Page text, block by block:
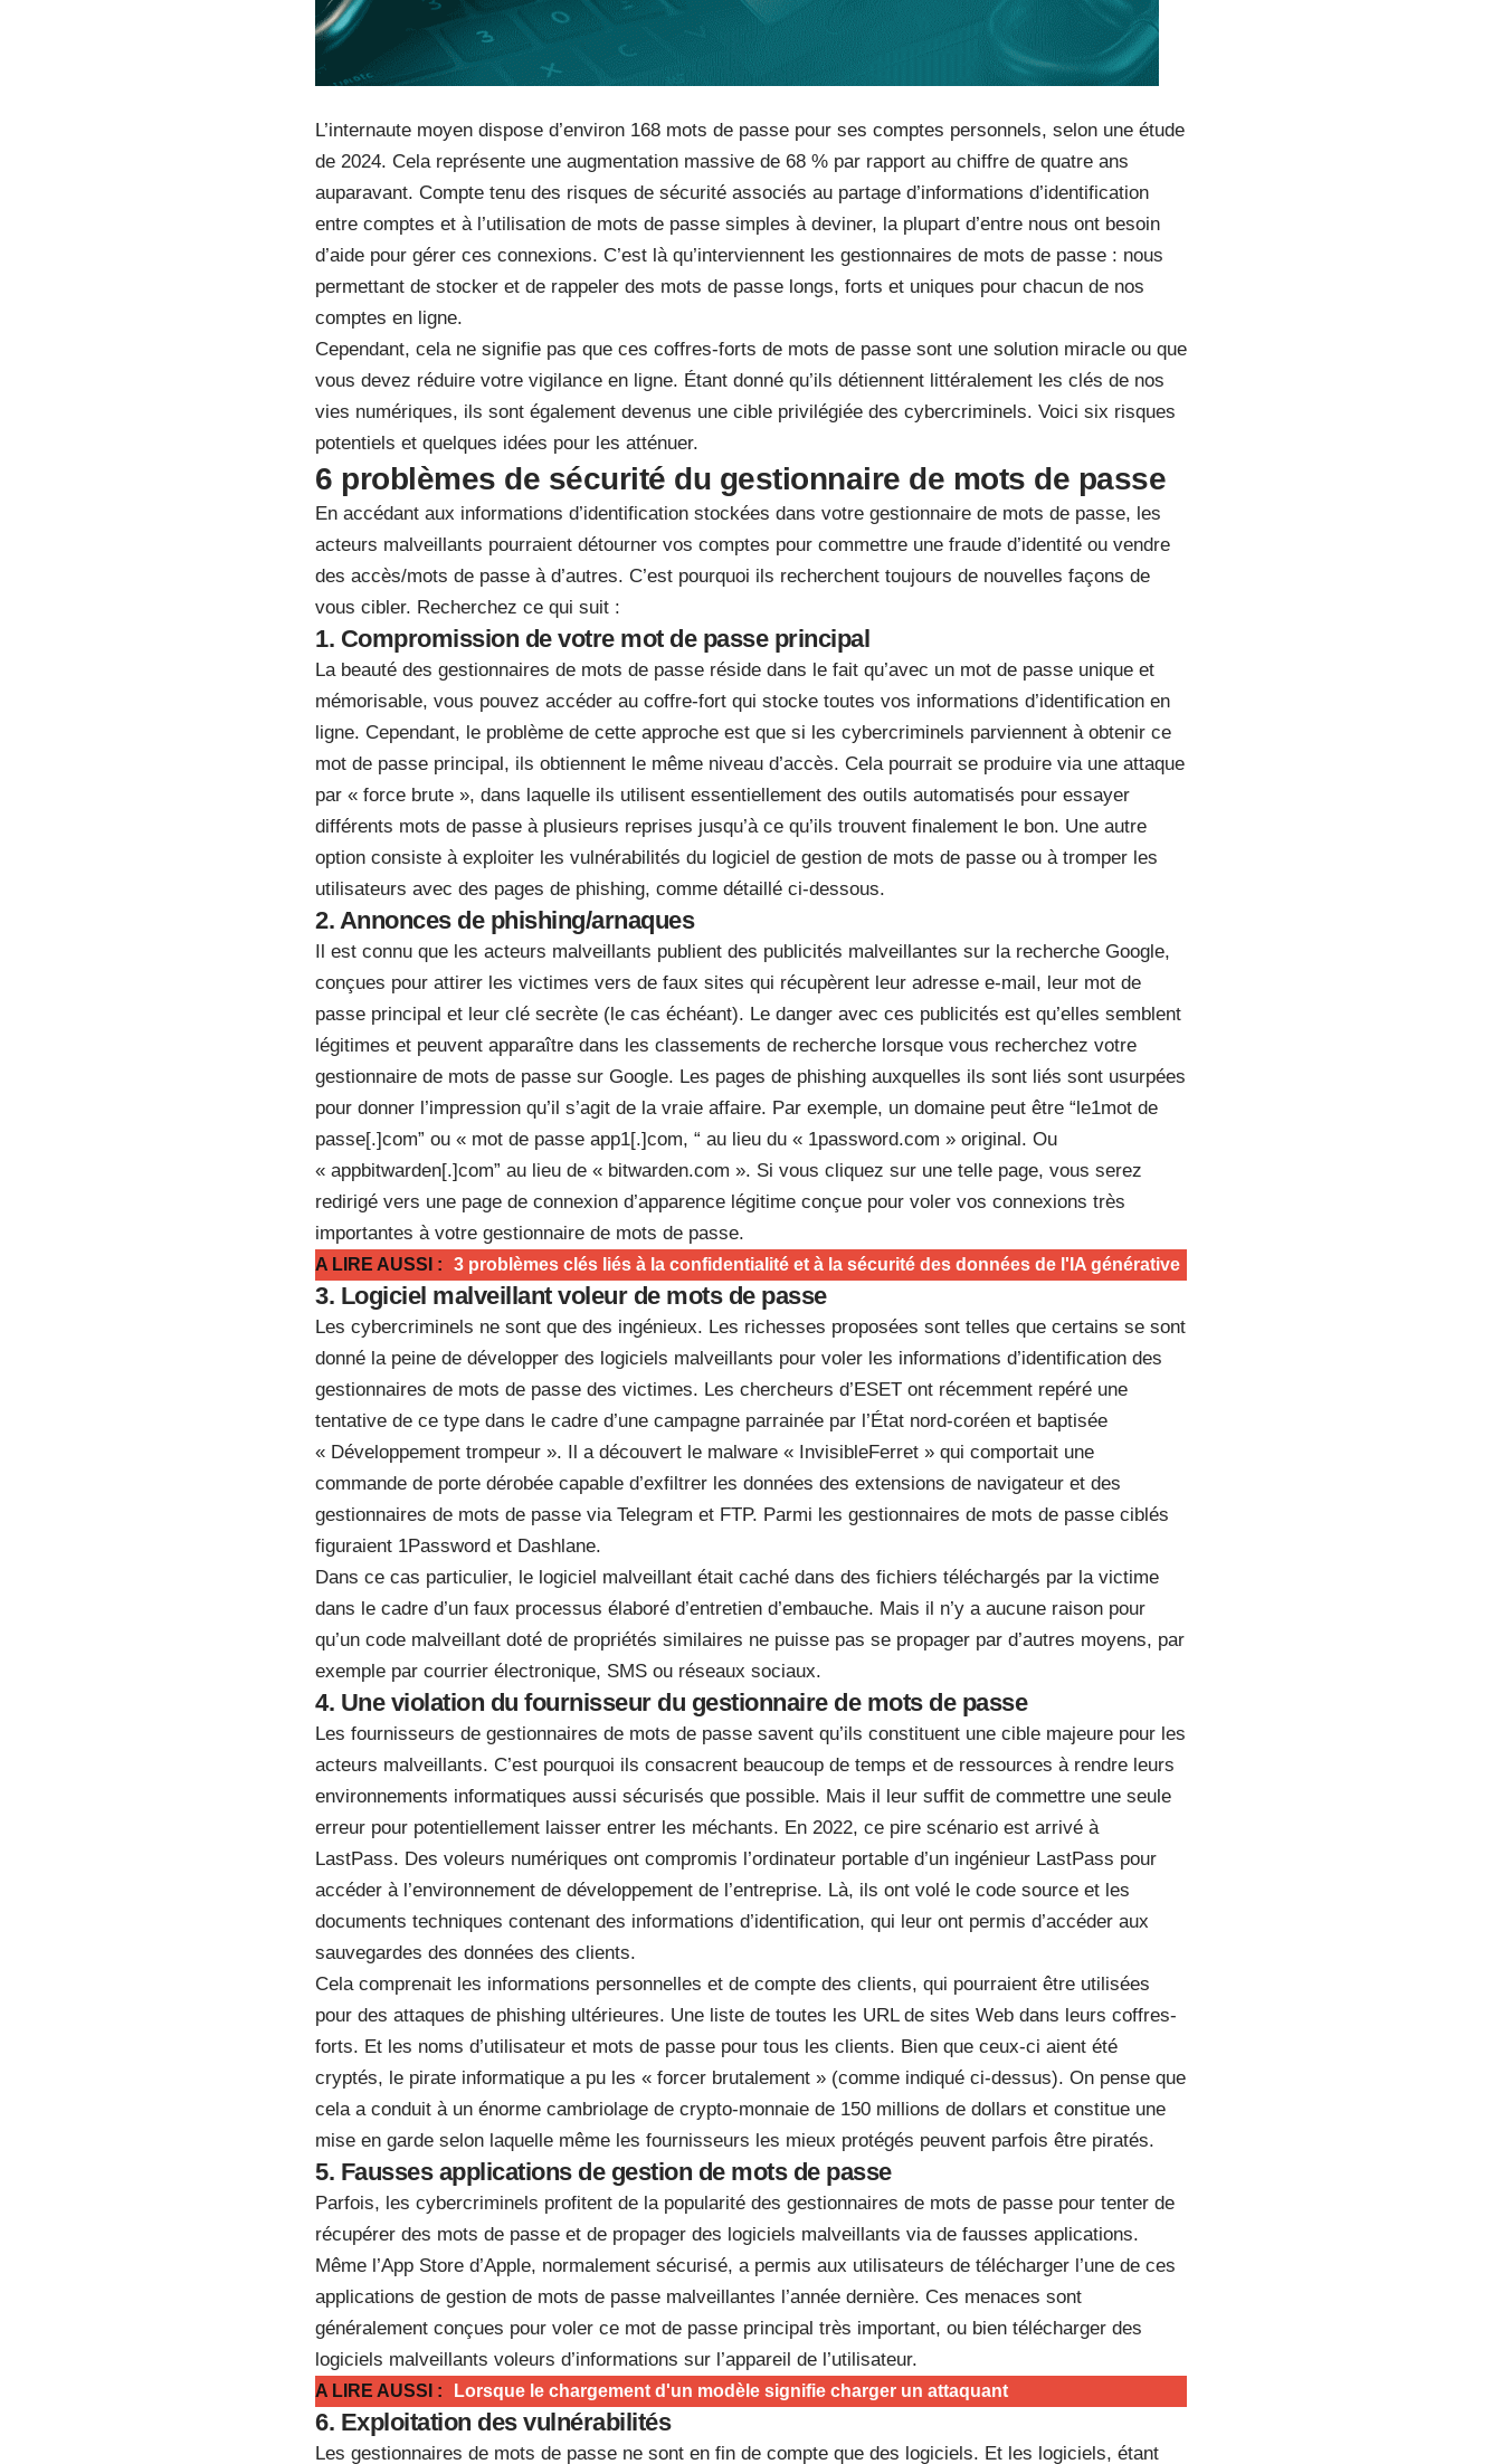
L’internaute moyen dispose d’environ 168 mots de passe pour ses comptes personnels, selon une étude
de 2024. Cela représente une augmentation massive de 68 % par rapport au chiffre de quatre ans
auparavant. Compte tenu des risques de sécurité associés au partage d’informations d’identification
entre comptes et à l’utilisation de mots de passe simples à deviner, la plupart d’entre nous ont besoin
d’aide pour gérer ces connexions. C’est là qu’interviennent les gestionnaires de mots de passe : nous
permettant de stocker et de rappeler des mots de passe longs, forts et uniques pour chacun de nos
comptes en ligne.
Cependant, cela ne signifie pas que ces coffres-forts de mots de passe sont une solution miracle ou que
vous devez réduire votre vigilance en ligne. Étant donné qu’ils détiennent littéralement les clés de nos
vies numériques, ils sont également devenus une cible privilégiée des cybercriminels. Voici six risques
potentiels et quelques idées pour les atténuer.
6 problèmes de sécurité du gestionnaire de mots de passe
En accédant aux informations d’identification stockées dans votre gestionnaire de mots de passe, les
acteurs malveillants pourraient détourner vos comptes pour commettre une fraude d’identité ou vendre
des accès/mots de passe à d’autres. C’est pourquoi ils recherchent toujours de nouvelles façons de
vous cibler. Recherchez ce qui suit :
1. Compromission de votre mot de passe principal
La beauté des gestionnaires de mots de passe réside dans le fait qu’avec un mot de passe unique et
mémorisable, vous pouvez accéder au coffre-fort qui stocke toutes vos informations d’identification en
ligne. Cependant, le problème de cette approche est que si les cybercriminels parviennent à obtenir ce
mot de passe principal, ils obtiennent le même niveau d’accès. Cela pourrait se produire via une attaque
par « force brute », dans laquelle ils utilisent essentiellement des outils automatisés pour essayer
différents mots de passe à plusieurs reprises jusqu’à ce qu’ils trouvent finalement le bon. Une autre
option consiste à exploiter les vulnérabilités du logiciel de gestion de mots de passe ou à tromper les
utilisateurs avec des pages de phishing, comme détaillé ci-dessous.
2. Annonces de phishing/arnaques
Il est connu que les acteurs malveillants publient des publicités malveillantes sur la recherche Google,
conçues pour attirer les victimes vers de faux sites qui récupèrent leur adresse e-mail, leur mot de
passe principal et leur clé secrète (le cas échéant). Le danger avec ces publicités est qu’elles semblent
légitimes et peuvent apparaître dans les classements de recherche lorsque vous recherchez votre
gestionnaire de mots de passe sur Google. Les pages de phishing auxquelles ils sont liés sont usurpées
pour donner l’impression qu’il s’agit de la vraie affaire. Par exemple, un domaine peut être “le1mot de
passe[.]com” ou « mot de passe app1[.]com, “ au lieu du « 1password.com » original. Ou
« appbitwarden[.]com” au lieu de « bitwarden.com ». Si vous cliquez sur une telle page, vous serez
redirigé vers une page de connexion d’apparence légitime conçue pour voler vos connexions très
importantes à votre gestionnaire de mots de passe.
A LIRE AUSSI : 3 problèmes clés liés à la confidentialité et à la sécurité des données de l'IA générative
3. Logiciel malveillant voleur de mots de passe
Les cybercriminels ne sont que des ingénieux. Les richesses proposées sont telles que certains se sont
donné la peine de développer des logiciels malveillants pour voler les informations d’identification des
gestionnaires de mots de passe des victimes. Les chercheurs d’ESET ont récemment repéré une
tentative de ce type dans le cadre d’une campagne parrainée par l’État nord-coréen et baptisée
« Développement trompeur ». Il a découvert le malware « InvisibleFerret » qui comportait une
commande de porte dérobée capable d’exfiltrer les données des extensions de navigateur et des
gestionnaires de mots de passe via Telegram et FTP. Parmi les gestionnaires de mots de passe ciblés
figuraient 1Password et Dashlane.
Dans ce cas particulier, le logiciel malveillant était caché dans des fichiers téléchargés par la victime
dans le cadre d’un faux processus élaboré d’entretien d’embauche. Mais il n’y a aucune raison pour
qu’un code malveillant doté de propriétés similaires ne puisse pas se propager par d’autres moyens, par
exemple par courrier électronique, SMS ou réseaux sociaux.
4. Une violation du fournisseur du gestionnaire de mots de passe
Les fournisseurs de gestionnaires de mots de passe savent qu’ils constituent une cible majeure pour les
acteurs malveillants. C’est pourquoi ils consacrent beaucoup de temps et de ressources à rendre leurs
environnements informatiques aussi sécurisés que possible. Mais il leur suffit de commettre une seule
erreur pour potentiellement laisser entrer les méchants. En 2022, ce pire scénario est arrivé à
LastPass. Des voleurs numériques ont compromis l’ordinateur portable d’un ingénieur LastPass pour
accéder à l’environnement de développement de l’entreprise. Là, ils ont volé le code source et les
documents techniques contenant des informations d’identification, qui leur ont permis d’accéder aux
sauvegardes des données des clients.
Cela comprenait les informations personnelles et de compte des clients, qui pourraient être utilisées
pour des attaques de phishing ultérieures. Une liste de toutes les URL de sites Web dans leurs coffres-
forts. Et les noms d’utilisateur et mots de passe pour tous les clients. Bien que ceux-ci aient été
cryptés, le pirate informatique a pu les « forcer brutalement » (comme indiqué ci-dessus). On pense que
cela a conduit à un énorme cambriolage de crypto-monnaie de 150 millions de dollars et constitue une
mise en garde selon laquelle même les fournisseurs les mieux protégés peuvent parfois être piratés.
5. Fausses applications de gestion de mots de passe
Parfois, les cybercriminels profitent de la popularité des gestionnaires de mots de passe pour tenter de
récupérer des mots de passe et de propager des logiciels malveillants via de fausses applications.
Même l’App Store d’Apple, normalement sécurisé, a permis aux utilisateurs de télécharger l’une de ces
applications de gestion de mots de passe malveillantes l’année dernière. Ces menaces sont
généralement conçues pour voler ce mot de passe principal très important, ou bien télécharger des
logiciels malveillants voleurs d’informations sur l’appareil de l’utilisateur.
A LIRE AUSSI : Lorsque le chargement d'un modèle signifie charger un attaquant
6. Exploitation des vulnérabilités
Les gestionnaires de mots de passe ne sont en fin de compte que des logiciels. Et les logiciels, étant